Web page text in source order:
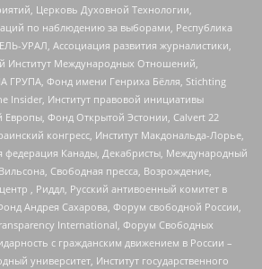
Церковь Духовной Технологии,
по наблюдению за выборами, Республика
УРАЛ, Ассоциация развития журналистики,
Институт Международных Отношений,
Фонд имени Генриха Бёлля, Stichting
Insider, Институт правовой инициативы
Европы, Фонд Открытой Эстонии, Calvert 22
конгресс, Институт Макдональда-Лорье,
федерация Канады, Декабристы, Международный
Свободная пресса, Возрождение,
, Риддл, Русский антивоенный комитет в
Андрея Сахарова, Форум свободной России,
International, Форум Свободных
с гражданским движением в России –
университет, Институт государственного